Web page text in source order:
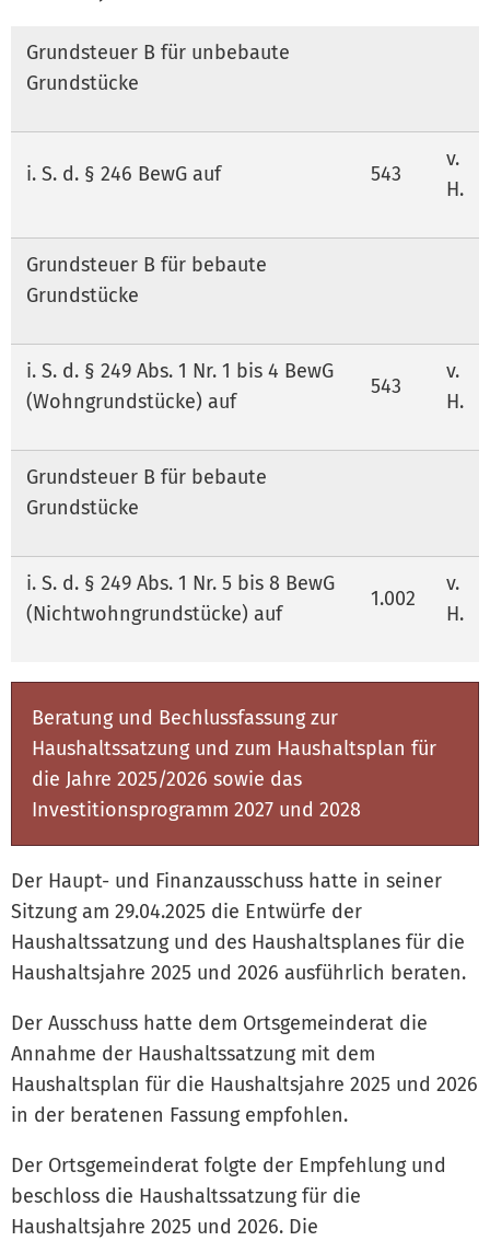
Grundsteuer B für unbebaute
Grundstücke
i. S. d. § 246 BewG auf 543
v.
H.
Grundsteuer B für bebaute
Grundstücke
i. S. d. § 249 Abs. 1 Nr. 1 bis 4 BewG
(Wohngrundstücke) auf
543
v.
H.
Grundsteuer B für bebaute
Grundstücke
i. S. d. § 249 Abs. 1 Nr. 5 bis 8 BewG
(Nichtwohngrundstücke) auf
1.002
v.
H.
Beratung und Bechlussfassung zur
Haushaltssatzung und zum Haushaltsplan für
die Jahre 2025/2026 sowie das
Investitionsprogramm 2027 und 2028
Der Haupt- und Finanzausschuss hatte in seiner
Sitzung am 29.04.2025 die Entwürfe der
Haushaltssatzung und des Haushaltsplanes für die
Haushaltsjahre 2025 und 2026 ausführlich beraten.
Der Ausschuss hatte dem Ortsgemeinderat die
Annahme der Haushaltssatzung mit dem
Haushaltsplan für die Haushaltsjahre 2025 und 2026
in der beratenen Fassung empfohlen.
Der Ortsgemeinderat folgte der Empfehlung und
beschloss die Haushaltssatzung für die
Haushaltsjahre 2025 und 2026. Die